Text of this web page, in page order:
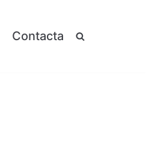
Contacta